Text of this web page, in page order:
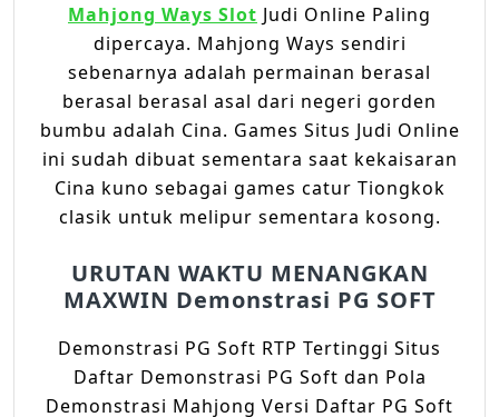
Mahjong Ways Slot Judi Online Paling
dipercaya. Mahjong Ways sendiri
sebenarnya adalah permainan berasal
berasal berasal asal dari negeri gorden
bumbu adalah Cina. Games Situs Judi Online
ini sudah dibuat sementara saat kekaisaran
Cina kuno sebagai games catur Tiongkok
clasik untuk melipur sementara kosong.
URUTAN WAKTU MENANGKAN
MAXWIN Demonstrasi PG SOFT
Demonstrasi PG Soft RTP Tertinggi Situs
Daftar Demonstrasi PG Soft dan Pola
Demonstrasi Mahjong Versi Daftar PG Soft